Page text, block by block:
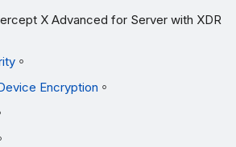
X Advanced for Server with XDR
。
Encryption 。